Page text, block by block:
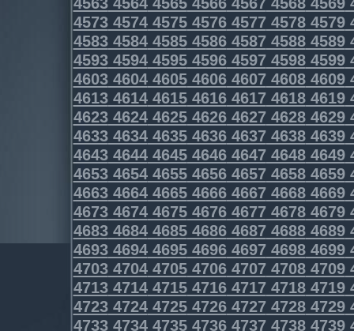
4573457445754576457745784579
4583458445854586458745884589
4593459445954596459745984599
4603460446054606460746084609
4613461446154616461746184619
4623462446254626462746284629
4633463446354636463746384639
4643464446454646464746484649
4653465446554656465746584659
4663466446654666466746684669
4673467446754676467746784679
4683468446854686468746884689
4693469446954696469746984699
4703470447054706470747084709
4713471447154716471747184719
4723472447254726472747284729
4733473447354736473747384739